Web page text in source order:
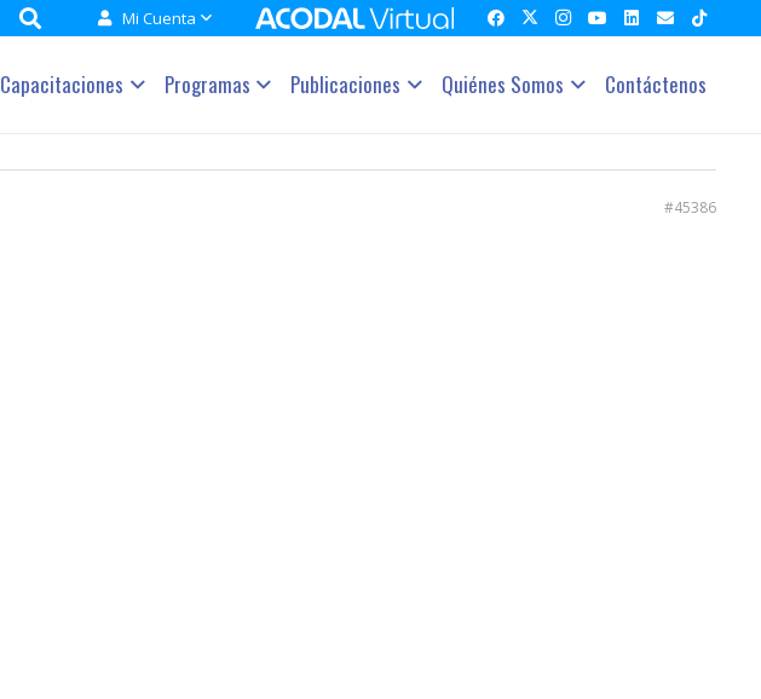
Mi Cuenta
Capacitaciones Programas Publicaciones Quiénes Somos Contáctenos
#45386